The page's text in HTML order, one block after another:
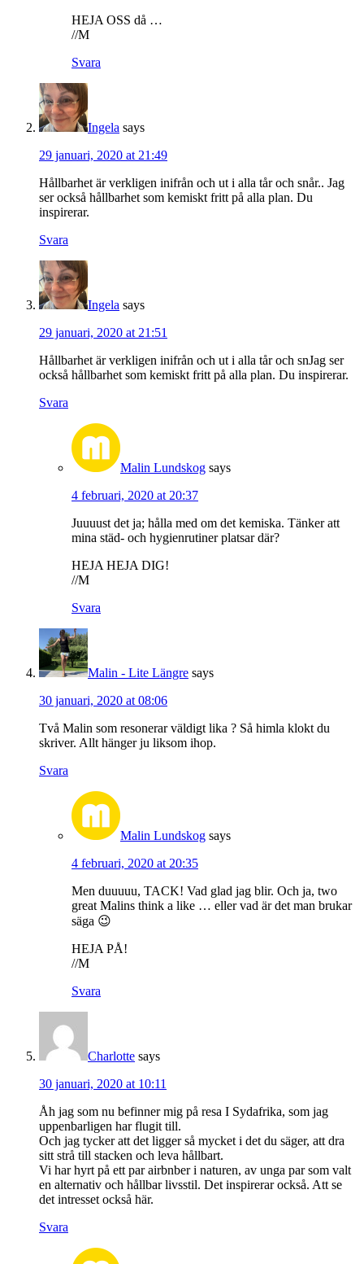
HEJA OSS då …
//M
Svara
Ingela says
29 januari, 2020 at 21:49
Hållbarhet är verkligen inifrån och ut i alla tår och snår.. Jag
ser också hållbarhet som kemiskt fritt på alla plan. Du
inspirerar.
Svara
Ingela says
29 januari, 2020 at 21:51
Hållbarhet är verkligen inifrån och ut i alla tår och snJag ser
också hållbarhet som kemiskt fritt på alla plan. Du inspirerar.
Svara
Malin Lundskog says
4 februari, 2020 at 20:37
Juuuust det ja; hålla med om det kemiska. Tänker att
mina städ- och hygienrutiner platsar där?
HEJA HEJA DIG!
//M
Svara
Malin - Lite Längre says
30 januari, 2020 at 08:06
Två Malin som resonerar väldigt lika ? Så himla klokt du
skriver. Allt hänger ju liksom ihop.
Svara
Malin Lundskog says
4 februari, 2020 at 20:35
Men duuuuu, TACK! Vad glad jag blir. Och ja, two
great Malins think a like … eller vad är det man brukar
säga 😉
HEJA PÅ!
//M
Svara
Charlotte says
30 januari, 2020 at 10:11
Åh jag som nu befinner mig på resa I Sydafrika, som jag
uppenbarligen har flugit till.
Och jag tycker att det ligger så mycket i det du säger, att dra
sitt strå till stacken och leva hållbart.
Vi har hyrt på ett par airbnber i naturen, av unga par som valt
en alternativ och hållbar livsstil. Det inspirerar också. Att se
det intresset också här.
Svara